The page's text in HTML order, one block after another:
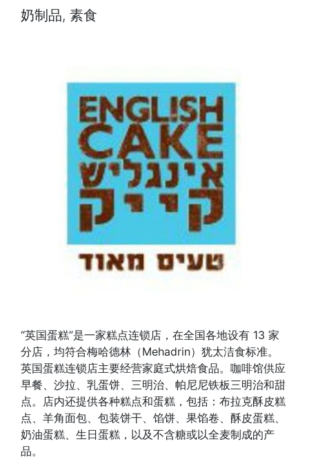
奶制品, 素食
“英国蛋糕”是一家糕点连锁店，在全国各地设有 13 家
分店，均符合梅哈德林（Mehadrin）犹太洁食标准。
英国蛋糕连锁店主要经营家庭式烘焙食品。咖啡馆供应
早餐、沙拉、乳蛋饼、三明治、帕尼尼铁板三明治和甜
点。店内还提供各种糕点和蛋糕，包括：布拉克酥皮糕
点、羊角面包、包装饼干、馅饼、果馅卷、酥皮蛋糕、
奶油蛋糕、生日蛋糕，以及不含糖或以全麦制成的产
品。